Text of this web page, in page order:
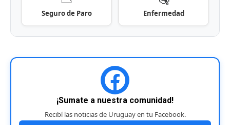
Seguro de Paro Enfermedad
¡Sumate a nuestra comunidad!
Recibí las noticias de Uruguay en tu Facebook.